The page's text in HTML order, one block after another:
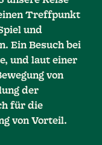
Treffpunkt
und
Ein Besuch bei
und laut einer
von
der
für die
von Vorteil.